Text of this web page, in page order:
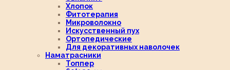
Хлопок
Фитотерапия
Микроволокно
Искусственный пух
Ортопедические
Для декоративных наволочек
Наматрасники
Топпер